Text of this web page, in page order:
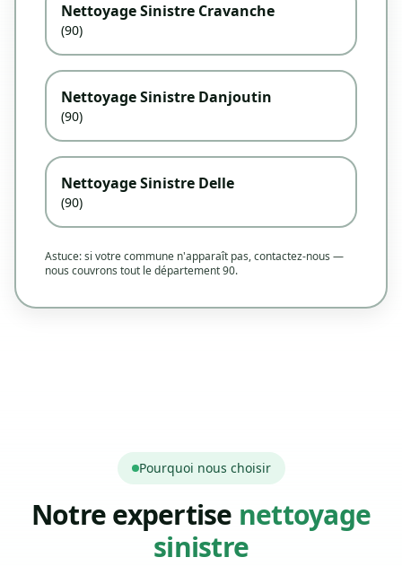
Nettoyage Sinistre Cravanche
(90)
Nettoyage Sinistre Danjoutin
(90)
Nettoyage Sinistre Delle
(90)
Astuce: si votre commune n'apparaît pas, contactez-nous —
nous couvrons tout le département 90.
Pourquoi nous choisir
Notre expertise nettoyage
sinistre